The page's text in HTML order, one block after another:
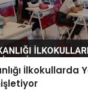
İlkokullarda